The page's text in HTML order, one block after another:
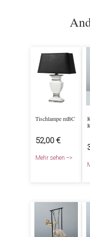
Tischlampe mBC
52,00 €
Mehr sehen -->